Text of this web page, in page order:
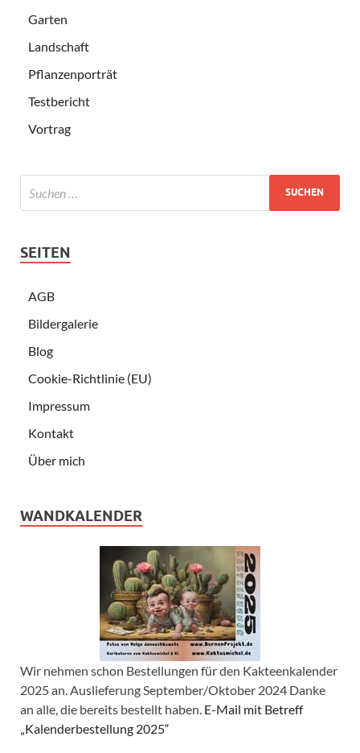
Garten
Landschaft
Pflanzenporträt
Testbericht
Vortrag
SEITEN
AGB
Bildergalerie
Blog
Cookie-Richtlinie (EU)
Impressum
Kontakt
Über mich
WANDKALENDER
Wir nehmen schon Bestellungen für den Kakteenkalender
2025 an. Auslieferung September/Oktober 2024 Danke
an alle, die bereits bestellt haben. E-Mail mit Betreff
„Kalenderbestellung 2025“